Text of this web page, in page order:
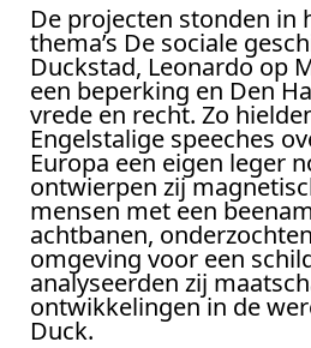
De projecten stonden in
thema’s De sociale
Duckstad, Leonardo op
een beperking en Den
vrede en recht. Zo
Engelstalige speeches
Europa een eigen leger
ontwierpen zij
mensen met een
achtbanen,
omgeving voor een
analyseerden zij
ontwikkelingen in de
Duck.